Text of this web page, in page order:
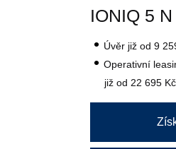
IONIQ 5 N
Úvěr již od 9
Operativní
již od 22 695 Kč